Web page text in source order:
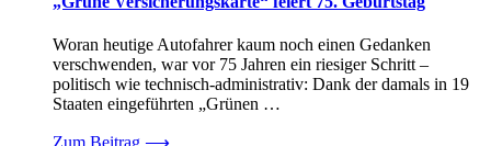
Woran heutige Autofahrer kaum noch einen Gedanken
verschwenden, war vor 75 Jahren ein riesiger Schritt –
politisch wie technisch-administrativ: Dank der damals in 19
Staaten eingeführten „Grünen …